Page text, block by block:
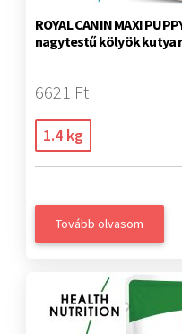
ROYAL CANIN MAXI
nagytestű kölyök kutya
6621 Ft
1.4 kg
Tovább olvasom